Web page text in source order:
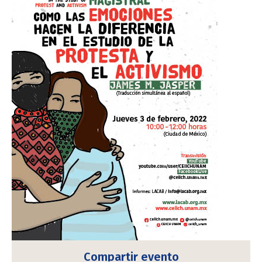
Compartir evento